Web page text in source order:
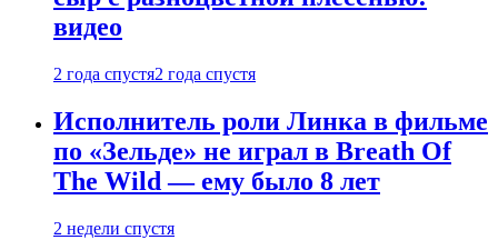
видео
2 года спустя2 года спустя
Исполнитель роли Линка в фильме
по «Зельде» не играл в Breath Of
The Wild — ему было 8 лет
2 недели спустя